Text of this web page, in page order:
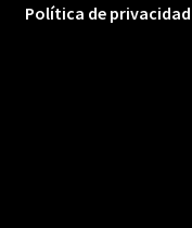
Política de